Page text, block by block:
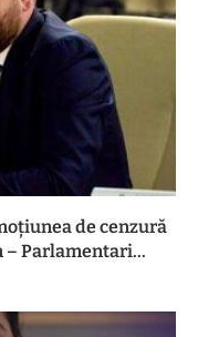
de cenzură
Parlamentari...